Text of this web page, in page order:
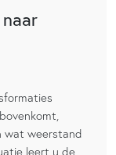
wat weerstand
leert u de